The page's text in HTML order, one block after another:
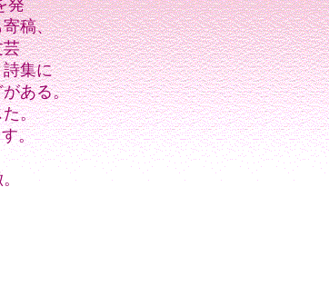
発
稿、
芸
集に
ある。
た。
。